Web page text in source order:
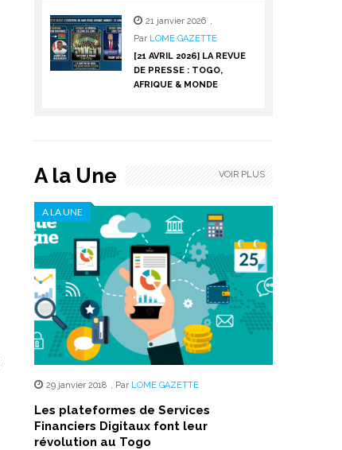
21 janvier 2026 ,
Par LOME GAZETTE
[21 AVRIL 2026] LA REVUE
DE PRESSE : TOGO,
AFRIQUE & MONDE
A la Une
A LA UNE
29 janvier 2018 , Par LOME GAZETTE
Les plateformes de Services
Financiers Digitaux font leur
révolution au Togo
VOIR PLUS